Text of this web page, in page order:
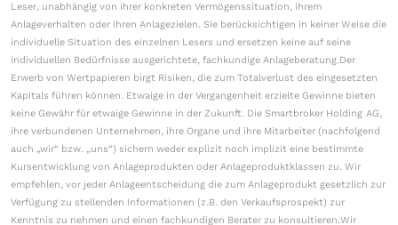
Leser, unabhängig von ihrer konkreten Vermögenssituation, ihrem
Anlageverhalten oder ihren Anlagezielen. Sie berücksichtigen in keiner Weise die
individuelle Situation des einzelnen Lesers und ersetzen keine auf seine
individuellen Bedürfnisse ausgerichtete, fachkundige Anlageberatung.Der
Erwerb von Wertpapieren birgt Risiken, die zum Totalverlust des eingesetzten
Kapitals führen können. Etwaige in der Vergangenheit erzielte Gewinne bieten
keine Gewähr für etwaige Gewinne in der Zukunft. Die Smartbroker Holding AG,
ihre verbundenen Unternehmen, ihre Organe und ihre Mitarbeiter (nachfolgend
auch „wir“ bzw. „uns“) sichern weder explizit noch implizit eine bestimmte
Kursentwicklung von Anlageprodukten oder Anlageproduktklassen zu. Wir
empfehlen, vor jeder Anlageentscheidung die zum Anlageprodukt gesetzlich zur
Verfügung zu stellenden Informationen (z.B. den Verkaufsprospekt) zur
Kenntnis zu nehmen und einen fachkundigen Berater zu konsultieren.Wir